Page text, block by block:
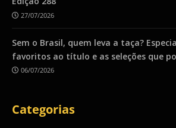
27/07/2026
Sem o Brasil, quem leva a taça?
favoritos ao título e as seleções que
06/07/2026
Categorias